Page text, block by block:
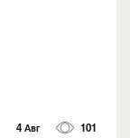
4 Авг 101